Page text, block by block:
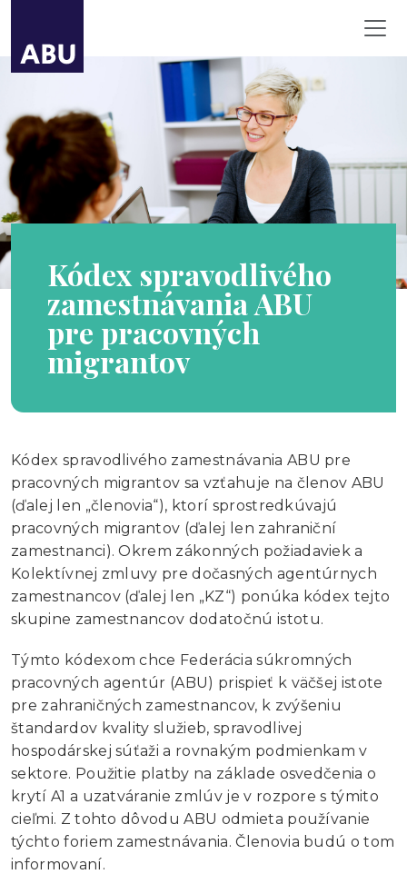
Kódex spravodlivého
zamestnávania ABU
pre pracovných
migrantov
Kódex spravodlivého zamestnávania ABU pre
pracovných migrantov sa vzťahuje na členov ABU
(ďalej len „členovia“), ktorí sprostredkúvajú
pracovných migrantov (ďalej len zahraniční
zamestnanci). Okrem zákonných požiadaviek a
Kolektívnej zmluvy pre dočasných agentúrnych
zamestnancov (ďalej len „KZ“) ponúka kódex tejto
skupine zamestnancov dodatočnú istotu.
Týmto kódexom chce Federácia súkromných
pracovných agentúr (ABU) prispieť k väčšej istote
pre zahraničných zamestnancov, k zvýšeniu
štandardov kvality služieb, spravodlivej
hospodárskej súťaži a rovnakým podmienkam v
sektore. Použitie platby na základe osvedčenia o
krytí A1 a uzatváranie zmlúv je v rozpore s týmito
cieľmi. Z tohto dôvodu ABU odmieta používanie
týchto foriem zamestnávania. Členovia budú o tom
informovaní.